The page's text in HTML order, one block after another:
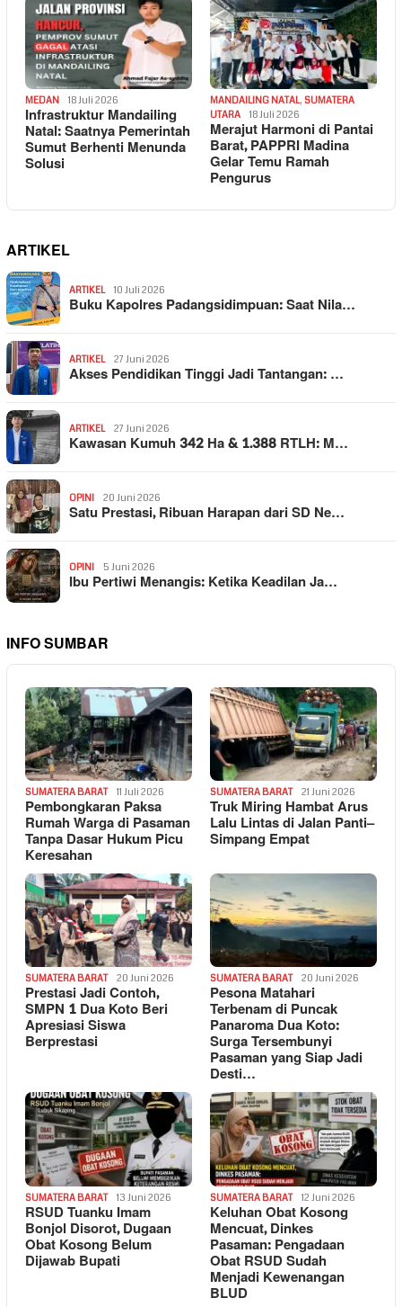
MEDAN 18 Juli 2026
Infrastruktur Mandailing
Natal: Saatnya Pemerintah
Sumut Berhenti Menunda
Solusi
MANDAILING NATAL, SUMATERA
UTARA
18 Juli 2026
Merajut Harmoni di Pantai
Barat, PAPPRI Madina
Gelar Temu Ramah
Pengurus
ARTIKEL
ARTIKEL 10 Juli 2026
Buku Kapolres Padangsidimpuan: Saat Nila…
ARTIKEL 27 Juni 2026
Akses Pendidikan Tinggi Jadi Tantangan: …
ARTIKEL 27 Juni 2026
Kawasan Kumuh 342 Ha & 1.388 RTLH: M…
OPINI 20 Juni 2026
Satu Prestasi, Ribuan Harapan dari SD Ne…
OPINI 5 Juni 2026
Ibu Pertiwi Menangis: Ketika Keadilan Ja…
INFO SUMBAR
SUMATERA BARAT 11 Juli 2026
Pembongkaran Paksa
Rumah Warga di Pasaman
Tanpa Dasar Hukum Picu
Keresahan
SUMATERA BARAT 21 Juni 2026
Truk Miring Hambat Arus
Lalu Lintas di Jalan Panti–
Simpang Empat
SUMATERA BARAT 20 Juni 2026
Prestasi Jadi Contoh,
SMPN 1 Dua Koto Beri
Apresiasi Siswa
Berprestasi
SUMATERA BARAT 20 Juni 2026
Pesona Matahari
Terbenam di Puncak
Panaroma Dua Koto:
Surga Tersembunyi
Pasaman yang Siap Jadi
Desti…
SUMATERA BARAT 13 Juni 2026
RSUD Tuanku Imam
Bonjol Disorot, Dugaan
Obat Kosong Belum
Dijawab Bupati
SUMATERA BARAT 12 Juni 2026
Keluhan Obat Kosong
Mencuat, Dinkes
Pasaman: Pengadaan
Obat RSUD Sudah
Menjadi Kewenangan
BLUD